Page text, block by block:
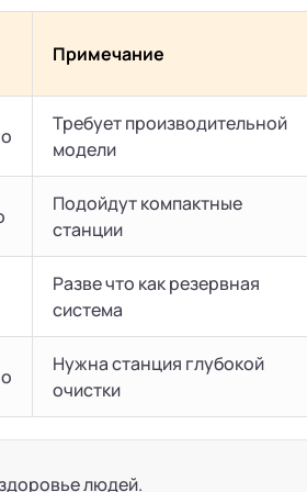
Примечание
Требует производительной
модели
Подойдут компактные
станции
Разве что как резервная
система
Нужна станция глубокой
очистки
людей.